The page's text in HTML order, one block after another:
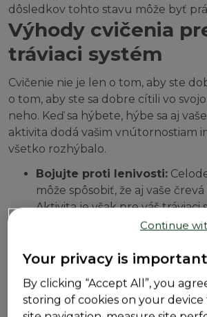
dôsledkov tohto stavu môže byť
Výhody cvičenia
tráviaci systém
Cvičenie nie je len o tom, aby ste
o tom, aby ste sa dobre cítili vo
neho. Keď sa hýbete, hýbe sa aj
aktivita dodá vašim vnútornostiam
všetko rozhýbalo.
Bojujte proti lenivosti:
môže spôsobiť, že aj vaše
Aktivita je však pre váš tráviaci
motivačný prejav, ktorý ho
Vypotenie problémov:
na osobného trénera čriev,
črevá k čo najlepším výkonom.
cvičenie naučí váš tráviaci
Your privacy is
By clicking “Accept All”, you
storing of cookies on your
Continue